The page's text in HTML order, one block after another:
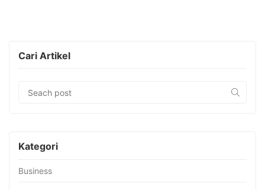
Cari Artikel
Kategori
Business